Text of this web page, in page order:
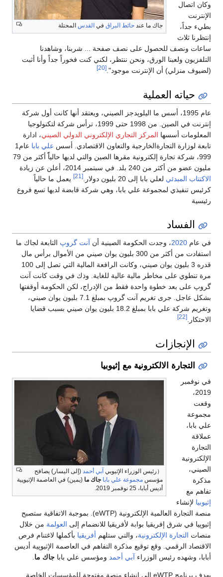
جاك ما عند حائط البراق في القدس المحتلة
وكان اتصال
الإنترنت
بطيء جداً،
إنتظرنا ثلاث
ساعات ونصف للحصول على نصف صفحة ... شربنا، وشاهدنا
التلفزيون ولعبنا الورق، ونحن ننتظر، لكني كنت فخوراً جداً وأنا أثبت
(لضيوف منزلي) أن الإنترنت موجود".[20]
حياته العملية
عام 1995، أسس ما اليلوپدجز الصيني، ويعتقد أنها كانت أول شركة
إنترنت في الصين. من 1998 حتى 1999، ترأس شركة لتكنولوجيا
المعلومات أسسها المركز التجاري الإلكتروني الدولي الصيني، ادارة
تابعة لوزارة التجارةالخارجية والتعاون الاقتصادي. أسس علي بابا
عام1
999، شركة تجارة إلكترونية مقرها الصين والتي لديها حالياًً أكثر من 79
مليون عضو من أكثر من 240 بلد. في سبتمبر 2014، أعلن عن زيادة
الاكتتاب المبدئي لعلي بابا إلى 20 بليون دولار. [21]
يعمل ما حالياً
كرئيس تنفيذي لمجموعة علي بابا، وهي شركة قابضة لديها تسع فروع
رئيسية
الفساد
في عام 2020، وجدت الحكومة الصينية أن آنت گروپ التابعة لجاك ما
استفادت من أكثر من 300 بليون يوان صيني من الأموال برأس مال
قدره 3 بليون يوان صيني، وكانت الرافعة المالية التي تصل إلى 100
مرة تنطوي على مخاطر مالية عالية للغاية. وذك في وقت كانت آنت
گروپ على بعد خطوة واحدة فقط من الإدراج، لكن الحكومة أوقفتها
بشكل عاجل. جرى تغريم آنت گروپ بمبلغ 7.1 بليون يوان صيني،
وتغريم شركة علي بابا بمبلغ 18.2 بليون يوان صيني بسبب قضايا
الاحتكار.
[22]
الإنجازات
التجارة الالكترونية مع إثيوبيا
（رئيس الوزراء الإثيوبي آبي أحمد (إلى اليسار) يصافح
مؤسس مجموعة علي بابا جاك ما (يمين) في العاصمة الإثيوپية
أديس أبابا، 25 نوفمبر 2019.
في نوفمبر
2019،
وقعت
مجموعة
علي بابا،
عملاقة
التجارة
الإلكترونية
الصيني،
مذكرة
تفاهم مع
إثيوبيا لإنشاء
منصة التجارة العالمية الإلكترونية (eWTP). بموجبة الاتفاقية ستصبح
إثيوپيا في شرق إفريقيا بوابة لأفريقيا للانضمام إلى العولمة من خلال
منصات التجارة الإلكترونية، والتي ستلهم أفريقيا بأكملها لاغتنام فرص
الاقتصاد الرقمي. وقع توقيع مذكرة التفاهم في العاصمة الإثيوپية أديس
أبابا، وشهده رئيس الوزراء آبي أحمد ومؤسس علي بابا جاك ما
يهدف برنامج eWTP إلى إنشاء منصة مفتوحة للمؤسسات الخاصة